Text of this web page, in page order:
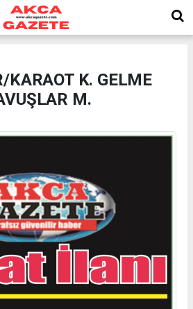
KARAOT K. GELME
M.